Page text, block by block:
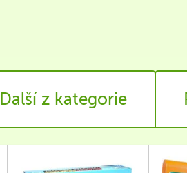
Další z kategorie